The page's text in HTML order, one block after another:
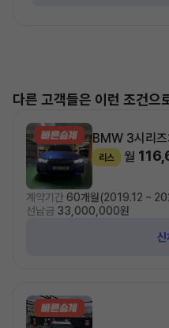
다른 고객들은 이런 조건으
BMW 3시리즈
리스 월
계약기간 60개월(2019.12 ~
선납금 33,000,000원
신